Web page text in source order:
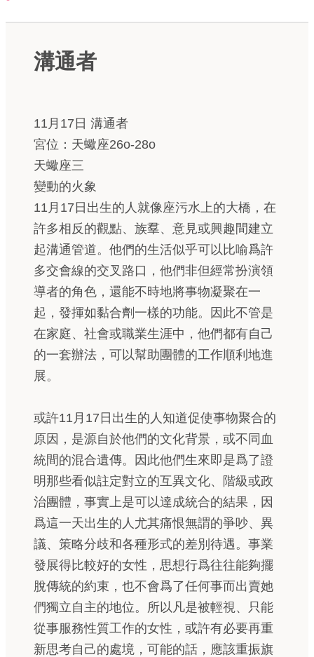
溝通者
11月17日 溝通者
宮位：天蠍座26o-28o
天蠍座三
變動的火象
11月17日出生的人就像座污水上的大橋，在
許多相反的觀點、族羣、意見或興趣間建立
起溝通管道。他們的生活似乎可以比喻爲許
多交會線的交叉路口，他們非但經常扮演領
導者的角色，還能不時地將事物凝聚在一
起，發揮如黏合劑一樣的功能。因此不管是
在家庭、社會或職業生涯中，他們都有自己
的一套辦法，可以幫助團體的工作順利地進
展。
或許11月17日出生的人知道促使事物聚合的
原因，是源自於他們的文化背景，或不同血
統間的混合遺傳。因此他們生來即是爲了證
明那些看似註定對立的互異文化、階級或政
治團體，事實上是可以達成統合的結果，因
爲這一天出生的人尤其痛恨無謂的爭吵、異
議、策略分歧和各種形式的差別待遇。事業
發展得比較好的女性，思想行爲往往能夠擺
脫傳統的約束，也不會爲了任何事而出賣她
們獨立自主的地位。所以凡是被輕視、只能
從事服務性質工作的女性，或許有必要再重
新思考自己的處境，可能的話，應該重振旗